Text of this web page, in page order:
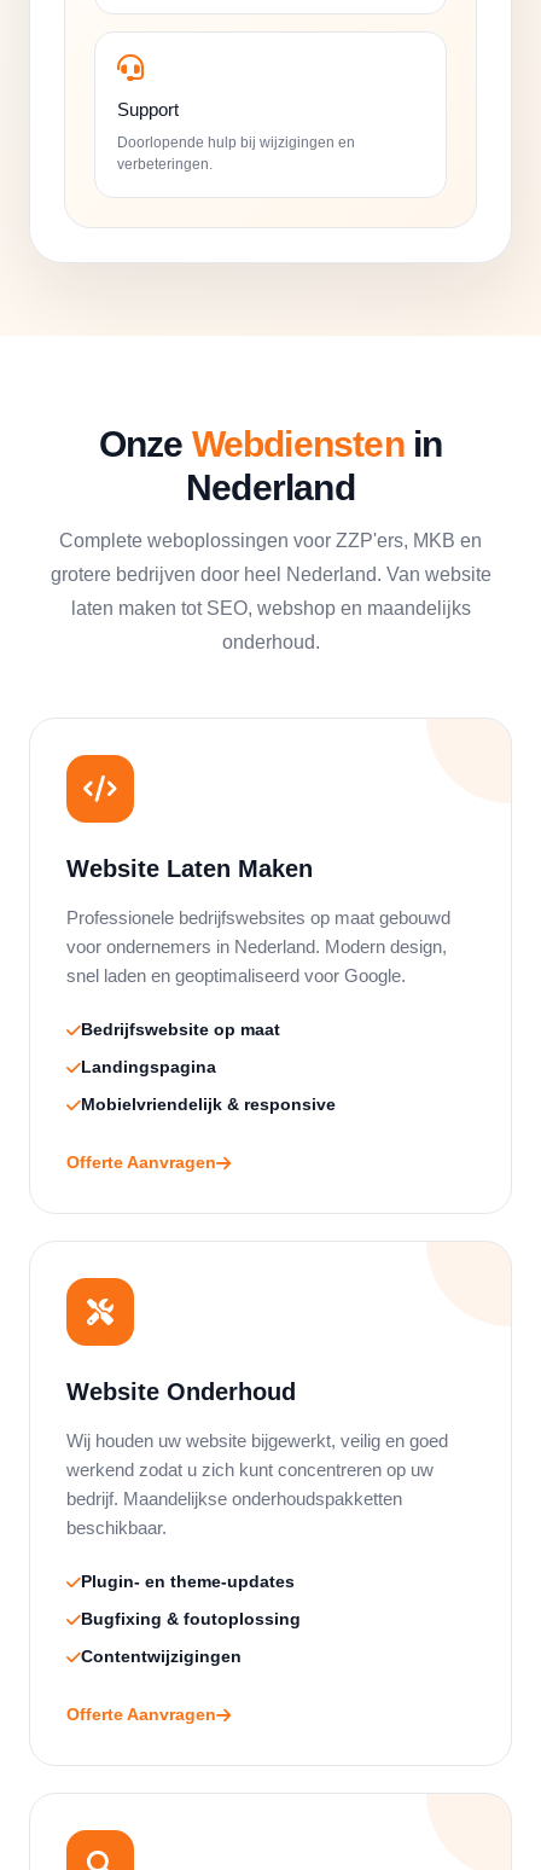
Support
Doorlopende hulp bij wijzigingen en
verbeteringen.
Onze Webdienstenin
Nederland
Complete weboplossingen voor ZZP'ers, MKB en
grotere bedrijven door heel Nederland. Van website
laten maken tot SEO, webshop en maandelijks
onderhoud.
Website Laten Maken
Professionele bedrijfswebsites op maat gebouwd
voor ondernemers in Nederland. Modern design,
snel laden en geoptimaliseerd voor Google.
Bedrijfswebsite op maat
Landingspagina
Mobielvriendelijk & responsive
Offerte Aanvragen
Website Onderhoud
Wij houden uw website bijgewerkt, veilig en goed
werkend zodat u zich kunt concentreren op uw
bedrijf. Maandelijkse onderhoudspakketten
beschikbaar.
Plugin- en theme-updates
Bugfixing & foutoplossing
Contentwijzigingen
Offerte Aanvragen